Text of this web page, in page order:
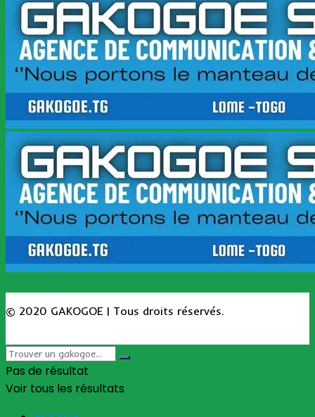
© 2020 GAKOGOE | Tous droits réservés.
Pas de résultat
Voir tous les résultats